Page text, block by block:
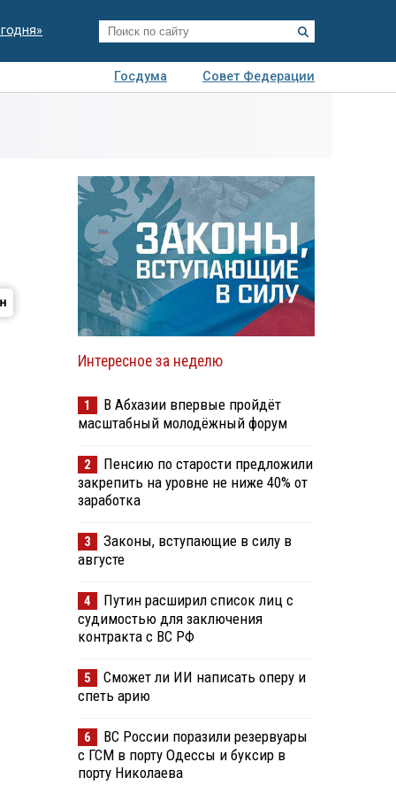
Госдума
Совет Федерации
Интересное за неделю
1
В Абхазии впервые пройдёт
масштабный молодёжный форум
2
Пенсию по старости предложили
закрепить на уровне не ниже 40% от
заработка
3
Законы, вступающие в силу в
августе
4
Путин расширил список лиц с
судимостью для заключения
контракта с ВС РФ
5
Сможет ли ИИ написать оперу и
спеть арию
6
ВС России поразили резервуары
с ГСМ в порту Одессы и буксир в
порту Николаева